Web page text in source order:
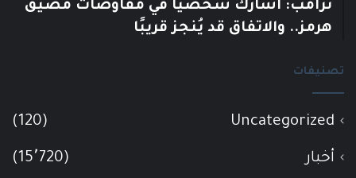
ترامب: أشارك شخصيًا في مفاوضات مضيق
هرمز.. والاتفاق قد يُنجز قريبًا
تصنيفات
Uncategorized
(120)
أخبار (15٬720)